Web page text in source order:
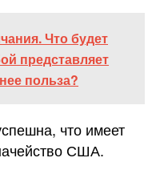
Что будет
представляет
польза?
что имеет
США.